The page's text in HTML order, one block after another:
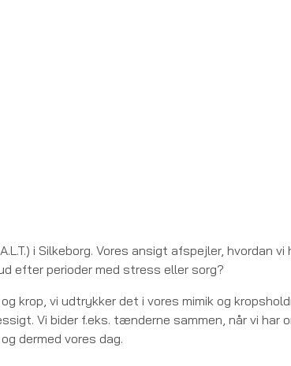
i Silkeborg. Vores ansigt afspejler, hvordan vi
efter perioder med stress eller sorg?
krop, vi udtrykker det i vores mimik og
Vi bider f.eks. tænderne sammen, når vi har
dermed vores dag.